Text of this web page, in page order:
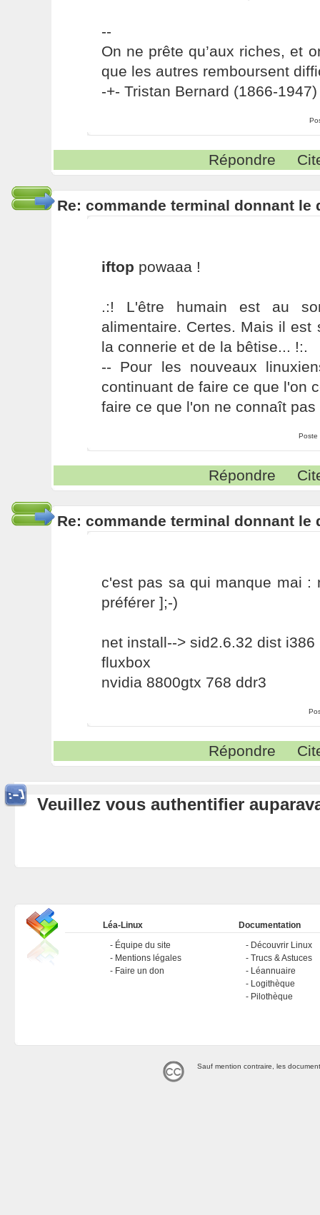
--
On ne prête qu’aux riches, et
que les autres remboursent
-+- Tristan Bernard (1866-1947)
Répondre
Re: commande terminal donnant le
iftop powaaa !
.:! L'être humain est au
alimentaire. Certes. Mais il est
la connerie et de la bêtise... !:.
-- Pour les nouveaux
continuant de faire ce que l'on
faire ce que l'on ne connaît pas
Poste
Répondre
Re: commande terminal donnant le
c'est pas sa qui manque mai :
préférer ];-)
net install--> sid2.6.32 dist i386
fluxbox
nvidia 8800gtx 768 ddr3
Répondre
Veuillez vous authentifier
Léa-Linux
Équipe du site
Mentions légales
Faire un don
Documentation
Découvrir Linux
Trucs & Astuces
Léannuaire
Logithèque
Pilothèque
Sauf mention contraire, les